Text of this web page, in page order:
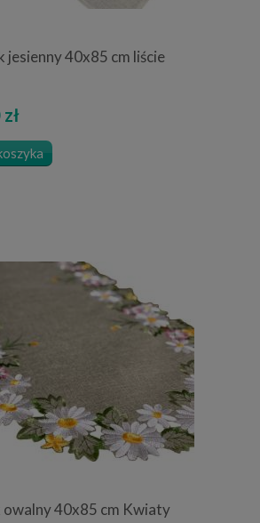
jesienny 40x85 cm liście
owalny 40x85 cm Kwiaty